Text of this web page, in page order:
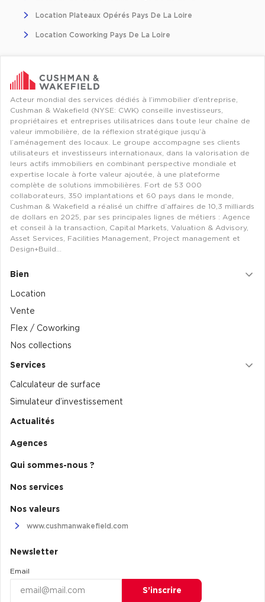
Location Plateaux Opérés Pays De La Loire
Location Coworking Pays De La Loire
Acteur mondial des services dédiés à l’immobilier d’entreprise,
Cushman & Wakefield (NYSE: CWK) conseille investisseurs,
propriétaires et entreprises utilisatrices dans toute leur chaîne de
valeur immobilière, de la réflexion stratégique jusqu’à
l’aménagement des locaux. Le groupe accompagne ses clients
utilisateurs et investisseurs internationaux, dans la valorisation de
leurs actifs immobiliers en combinant perspective mondiale et
expertise locale à forte valeur ajoutée, à une plateforme
complète de solutions immobilières. Fort de 53 000
collaborateurs, 350 implantations et 60 pays dans le monde,
Cushman & Wakefield a réalisé un chiffre d’affaires de 10,3 milliards
de dollars en 2025, par ses principales lignes de métiers : Agence
et conseil à la transaction, Capital Markets, Valuation & Advisory,
Asset Services, Facilities Management, Project management et
Design+Build…
Bien
Location
Vente
Flex / Coworking
Nos collections
Services
Calculateur de surface
Simulateur d’investissement
Actualités
Agences
Qui sommes-nous ?
Nos services
Nos valeurs
www.cushmanwakefield.com
Newsletter
Email
S’inscrire